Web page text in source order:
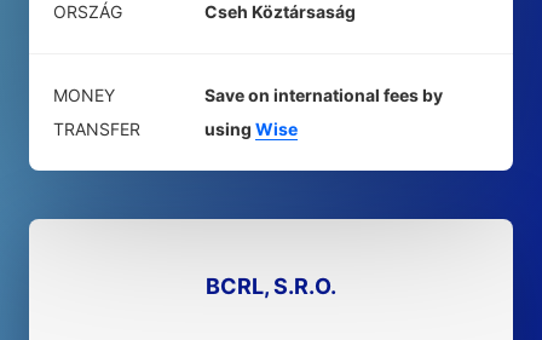
ORSZÁG Cseh Köztársaság
MONEY
TRANSFER
Save on international fees by
using Wise
BCRL, S.R.O.